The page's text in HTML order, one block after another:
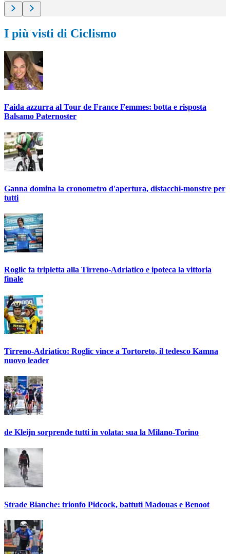
I più visti di Ciclismo
Faida azzurra al Tour de France Femmes: botta e risposta
Balsamo Paternoster
Ganna domina la cronometro d'apertura, distacchi-monstre per
tutti
Roglic fa tripletta alla Tirreno-Adriatico e ipoteca la vittoria
finale
Tirreno-Adriatico: Roglic vince a Tortoreto, il tedesco Kamna
nuovo leader
de Kleijn sorprende tutti in volata: sua la Milano-Torino
Strade Bianche: trionfo Pidcock, battuti Madouas e Benoot